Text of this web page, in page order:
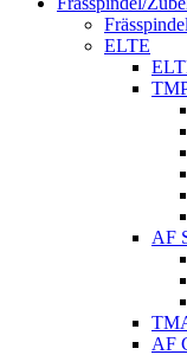
ELTE
AF
AF